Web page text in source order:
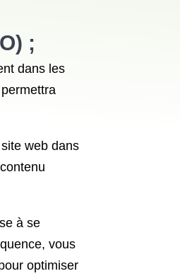
;
dans les
web dans
à se
vous
optimiser